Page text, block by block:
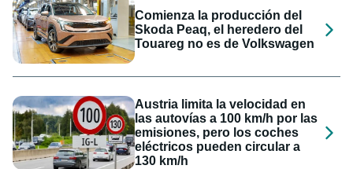
Comienza la producción del
Skoda Peaq, el heredero del
Touareg no es de Volkswagen
Austria limita la velocidad en
las autovías a 100 km/h por las
emisiones, pero los coches
eléctricos pueden circular a
130 km/h